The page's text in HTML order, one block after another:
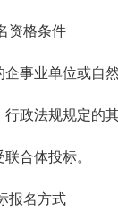
资格条件
企事业单位或自
行政法规规定的
合体投标。
报名方式